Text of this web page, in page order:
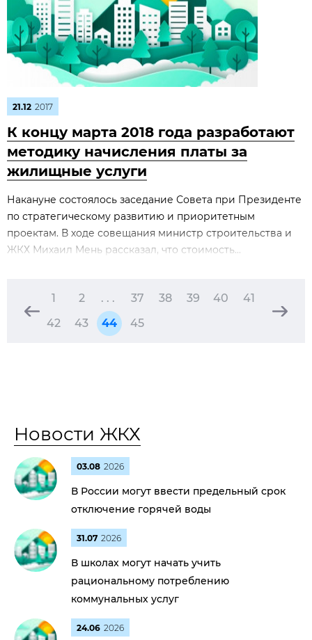
21.12 2017
К концу марта 2018 года разработают
методику начисления платы за
жилищные услуги
Накануне состоялось заседание Совета при Президенте
по стратегическому развитию и приоритетным
проектам. В ходе совещания министр строительства и
ЖКХ Михаил Мень рассказал, что стоимость...
1 2 . . . 37 38 39 40
41
42
43 44 45
Новости ЖКХ
03.08 2026
В России могут ввести предельный срок
отключение горячей воды
31.07 2026
В школах могут начать учить
рациональному потреблению
коммунальных услуг
24.06 2026